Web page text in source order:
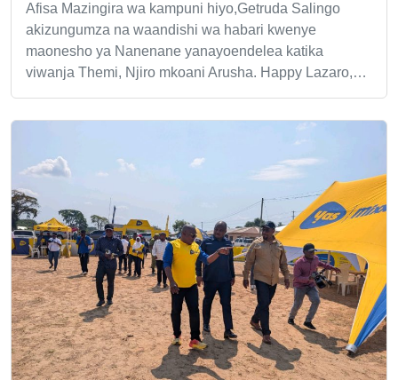
Afisa Mazingira wa kampuni hiyo,Getruda Salingo
akizungumza na waandishi wa habari kwenye
maonesho ya Nanenane yanayoendelea katika
viwanja Themi, Njiro mkoani Arusha. Happy Lazaro,…